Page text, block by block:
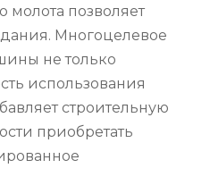
молота позволяет
Многоцелевое
не только
использования
строительную
приобретать